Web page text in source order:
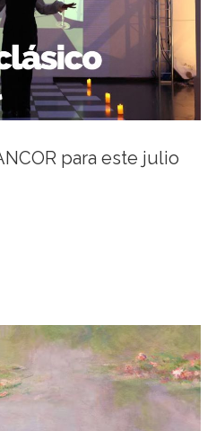
para este julio